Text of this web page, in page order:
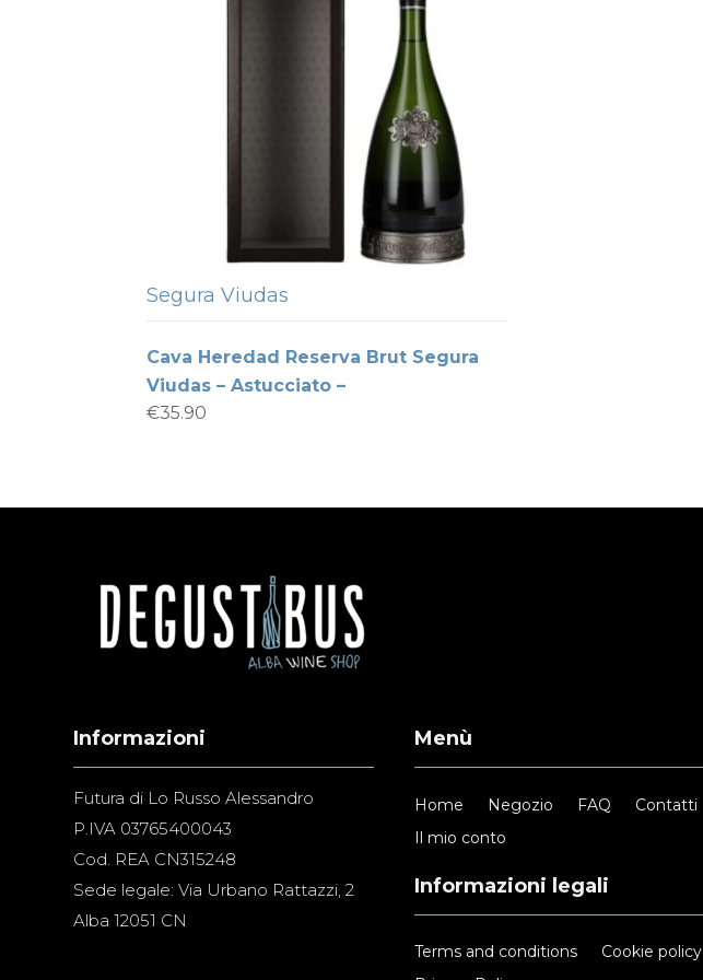
Segura Viudas
Cava Heredad Reserva Brut Segura
Viudas – Astucciato –
€35.90
Informazioni
Futura di Lo Russo Alessandro
P.IVA 03765400043
Cod. REA CN315248
Sede legale: Via Urbano Rattazzi, 2
Alba 12051 CN
Menù
Home Negozio FAQ
Contatti
Il mio conto
Informazioni legali
Terms and conditions
Cookie policy